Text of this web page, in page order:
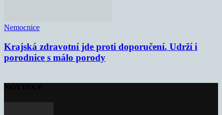
Nemocnice
Krajská zdravotní jde proti doporučení. Udrží i
porodnice s málo porody